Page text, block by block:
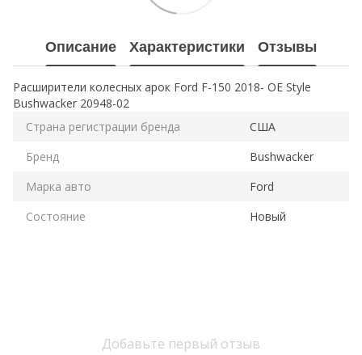
Описание Характеристики Отзывы
Расширители колесных арок Ford F-150 2018- OE Style
Bushwacker 20948-02
Страна регистрации бренда
США
Бренд
Bushwacker
Марка авто
Ford
Состояние
Новый
Добавьте первый отзыв